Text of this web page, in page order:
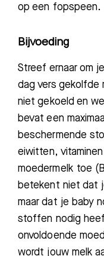
op een fopspeen.
Bijvoeding
Streef ernaar om
dag vers gekolfde
niet gekoeld en
bevat een
beschermende
eiwitten,
moedermelk toe (
betekent niet dat
maar dat je baby
stoffen nodig
onvoldoende
wordt jouw melk